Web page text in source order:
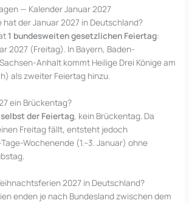
— Kalender Januar 2027
hat der Januar 2027 in Deutschland?
1 bundesweiten gesetzlichen Feiertag:
2027 (Freitag). In Bayern, Baden-
Anhalt kommt Heilige Drei Könige am
als zweiter Feiertag hinzu.
ein Brückentag?
der Feiertag, kein Brückentag. Da
Freitag fällt, entsteht jedoch
Wochenende (1.–3. Januar) ohne
2027 in Deutschland?
enden je nach Bundesland zwischen dem